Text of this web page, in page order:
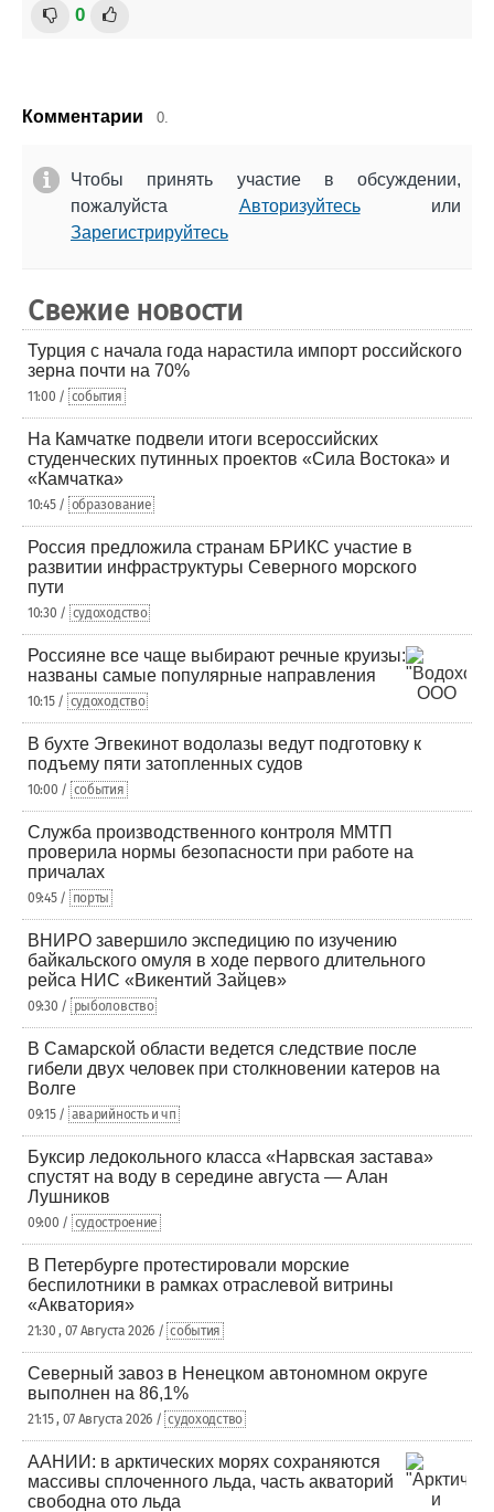
0
Комментарии 0.
Чтобы принять участие в обсуждении,
пожалуйста Авторизуйтесьили
Зарегистрируйтесь
Свежие новости
Турция с начала года нарастила импорт российского
зерна почти на 70%
11:00 / события
На Камчатке подвели итоги всероссийских
студенческих путинных проектов «Сила Востока» и
«Камчатка»
10:45 / образование
Россия предложила странам БРИКС участие в
развитии инфраструктуры Северного морского
пути
10:30 / судоходство
Россияне все чаще выбирают речные круизы:
названы самые популярные направления
10:15 / судоходство
В бухте Эгвекинот водолазы ведут подготовку к
подъему пяти затопленных судов
10:00 / события
Служба производственного контроля ММТП
проверила нормы безопасности при работе на
причалах
09:45 / порты
ВНИРО завершило экспедицию по изучению
байкальского омуля в ходе первого длительного
рейса НИС «Викентий Зайцев»
09:30 / рыболовство
В Самарской области ведется следствие после
гибели двух человек при столкновении катеров на
Волге
09:15 / аварийность и чп
Буксир ледокольного класса «Нарвская застава»
спустят на воду в середине августа — Алан
Лушников
09:00 / судостроение
В Петербурге протестировали морские
беспилотники в рамках отраслевой витрины
«Акватория»
21:30 , 07 Августа 2026 / события
Северный завоз в Ненецком автономном округе
выполнен на 86,1%
21:15 , 07 Августа 2026 / судоходство
ААНИИ: в арктических морях сохраняются
массивы сплоченного льда, часть акваторий
свободна ото льда